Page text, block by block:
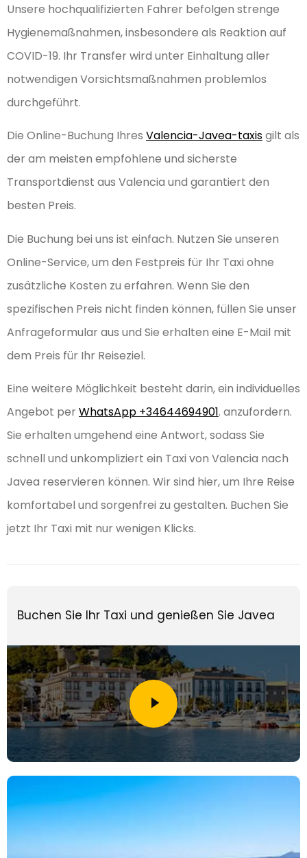
Unsere hochqualifizierten Fahrer befolgen strenge
Hygienemaßnahmen, insbesondere als Reaktion auf
COVID-19. Ihr Transfer wird unter Einhaltung aller
notwendigen Vorsichtsmaßnahmen problemlos
durchgeführt.
Die Online-Buchung Ihres Valencia-Javea-taxisgilt als
der am meisten empfohlene und sicherste
Transportdienst aus Valencia und garantiert den
besten Preis.
Die Buchung bei uns ist einfach. Nutzen Sie unseren
Online-Service, um den Festpreis für Ihr Taxi ohne
zusätzliche Kosten zu erfahren. Wenn Sie den
spezifischen Preis nicht finden können, füllen Sie unser
Anfrageformular aus und Sie erhalten eine E-Mail mit
dem Preis für Ihr Reiseziel.
Eine weitere Möglichkeit besteht darin, ein individuelles
Angebot perWhatsApp +34644694901. anzufordern.
Sie erhalten umgehend eine Antwort, sodass Sie
schnell und unkompliziert ein Taxi von Valencia nach
Javea reservieren können. Wir sind hier, um Ihre Reise
komfortabel und sorgenfrei zu gestalten. Buchen Sie
jetzt Ihr Taxi mit nur wenigen Klicks.
Buchen Sie Ihr Taxi und genießen Sie Javea